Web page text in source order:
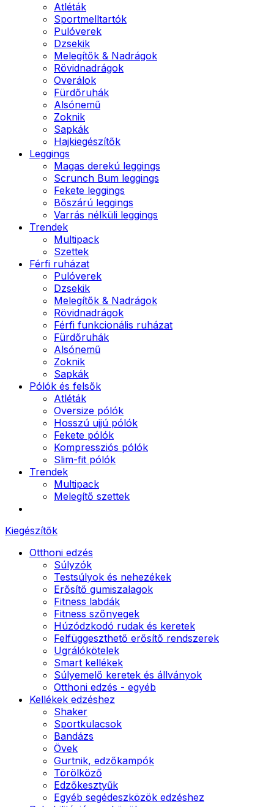
Atléták
Sportmelltartók
Pulóverek
Dzsekik
Melegítők & Nadrágok
Rövidnadrágok
Overálok
Fürdőruhák
Alsónemű
Zoknik
Sapkák
Hajkiegészítők
Leggings
Magas derekú leggings
Scrunch Bum leggings
Fekete leggings
Bőszárú leggings
Varrás nélküli leggings
Trendek
Multipack
Szettek
Férfi ruházat
Pulóverek
Dzsekik
Melegítők & Nadrágok
Rövidnadrágok
Férfi funkcionális ruházat
Fürdőruhák
Alsónemű
Zoknik
Sapkák
Pólók és felsők
Atléták
Oversize pólók
Hosszú ujjú pólók
Fekete pólók
Kompressziós pólók
Slim-fit pólók
Trendek
Multipack
Melegítő szettek
Kiegészítők
Otthoni edzés
Súlyzók
Testsúlyok és nehezékek
Erősítő gumiszalagok
Fitness labdák
Fitness szőnyegek
Húzódzkodó rudak és keretek
Felfüggeszthető erősítő rendszerek
Ugrálókötelek
Smart kellékek
Súlyemelő keretek és állványok
Otthoni edzés - egyéb
Kellékek edzéshez
Shaker
Sportkulacsok
Bandázs
Övek
Gurtnik, edzőkampók
Törölköző
Edzőkesztyűk
Egyéb segédeszközök edzéshez